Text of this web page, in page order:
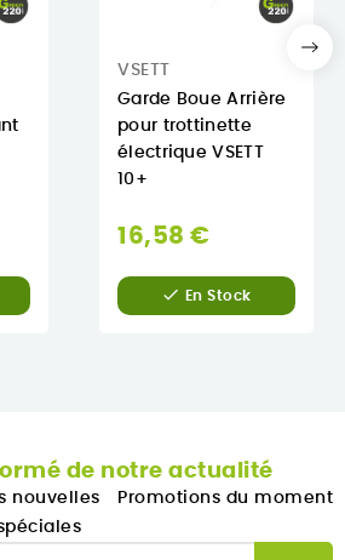
VSETT
Garde Boue Arrière
pour trottinette
électrique VSETT
10+
16,58 €
 En Stock
de notre actualité
nouvelles
Promotions du moment